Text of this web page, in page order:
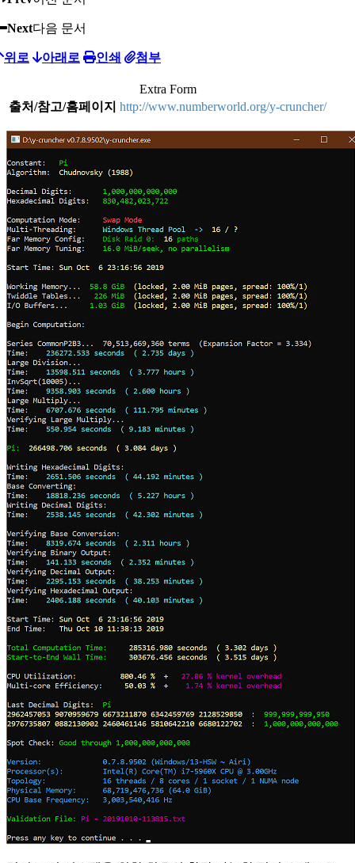
Next다음 문서
위로 아래로 인쇄 첨부
Extra Form
출처/참고/홈페이지 http://www.numberworld.org/y-cruncher/